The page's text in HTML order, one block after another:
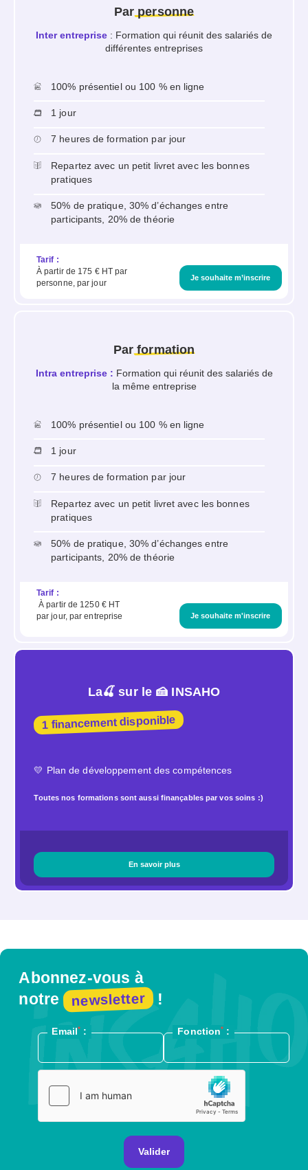
Parpersonne
Inter entreprise : Formation qui réunit des salariés de
différentes entreprises
100% présentiel ou 100 % en ligne
1 jour
7 heures de formation par jour
Repartez avec un petit livret avec les bonnes
pratiques
50% de pratique, 30% d’échanges entre
participants, 20% de théorie
Je souhaite m’inscrire
Tarif :
À partir de 175 € HT par
personne, par jour
Parformation
Intra entreprise : Formation qui réunit des salariés de
la même entreprise
100% présentiel ou 100 % en ligne
1 jour
7 heures de formation par jour
Repartez avec un petit livret avec les bonnes
pratiques
50% de pratique, 30% d’échanges entre
participants, 20% de théorie
Je souhaite m'inscrire
Tarif :
À partir de 1250 € HT
par jour, par entreprise
La🍒 sur le 🍰 INSAHO
1 financement disponible
💛 Plan de développement des compétences
Toutes nos formations sont aussi finançables par vos soins :)
En savoir plus
Abonnez-vous à
notre newsletter !
Email * : Fonction* :
Valider